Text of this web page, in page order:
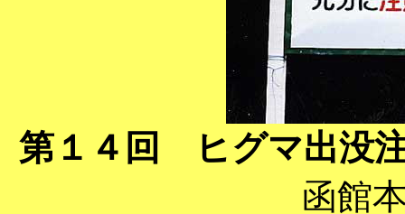
第１４回 ヒグマ出没
函館